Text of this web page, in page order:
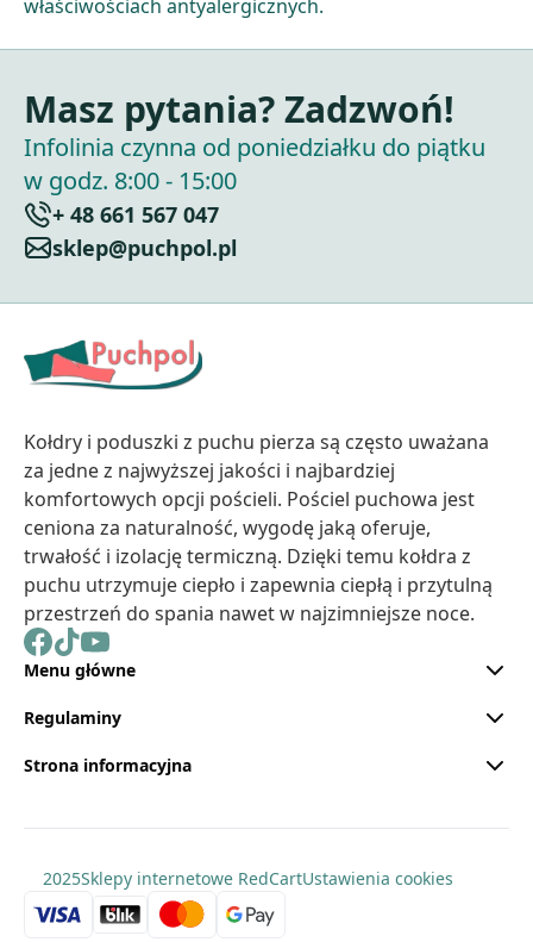
właściwościach antyalergicznych.
Masz pytania? Zadzwoń!
Infolinia czynna od poniedziałku do piątku
w godz. 8:00 - 15:00
+ 48 661 567 047
sklep@puchpol.pl
Kołdry i poduszki z puchu pierza są często uważana
za jedne z najwyższej jakości i najbardziej
komfortowych opcji pościeli. Pościel puchowa jest
ceniona za naturalność, wygodę jaką oferuje,
trwałość i izolację termiczną. Dzięki temu kołdra z
puchu utrzymuje ciepło i zapewnia ciepłą i przytulną
przestrzeń do spania nawet w najzimniejsze noce.
Menu główne
Regulaminy
Strona informacyjna
2025Sklepy internetowe RedCartUstawienia cookies